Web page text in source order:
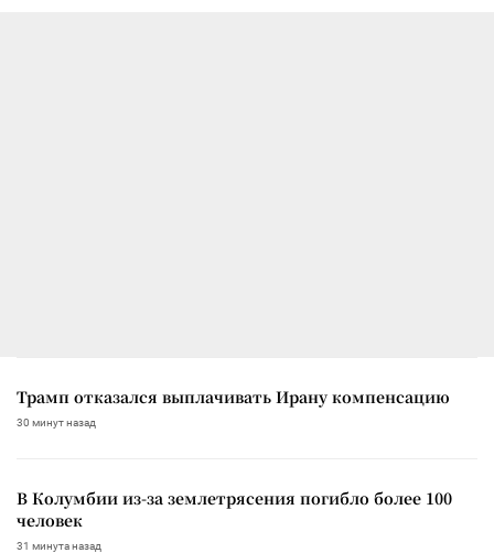
Трамп отказался выплачивать Ирану компенсацию
30 минут назад
В Колумбии из-за землетрясения погибло более 100
человек
31 минута назад